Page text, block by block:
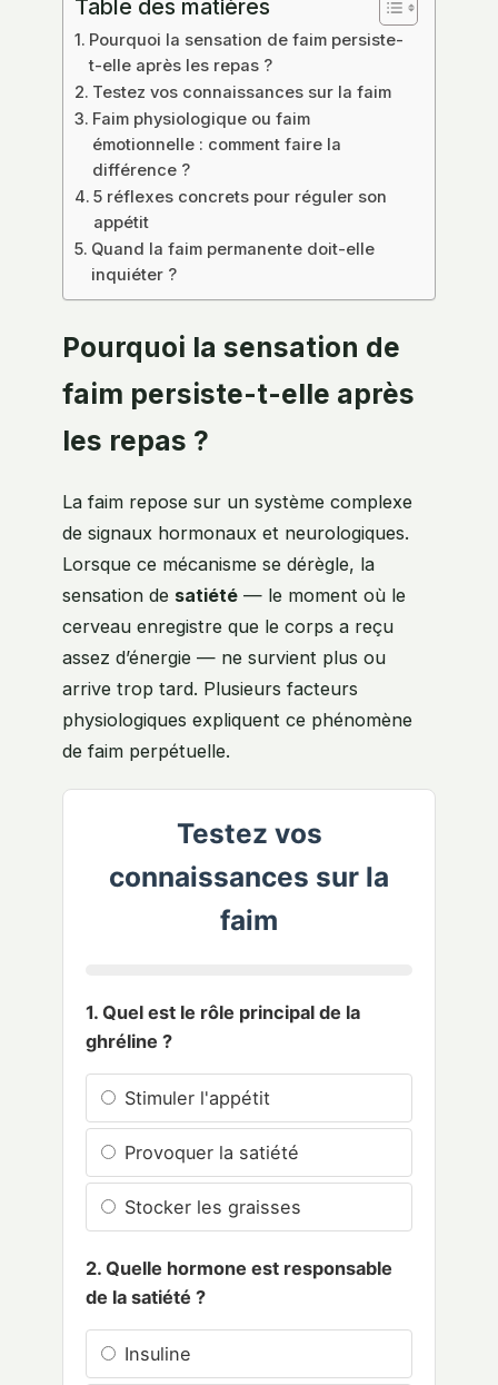
Table des matières
Pourquoi la sensation de faim persiste-
t-elle après les repas ?
Testez vos connaissances sur la faim
Faim physiologique ou faim
émotionnelle : comment faire la
différence ?
5 réflexes concrets pour réguler son
appétit
Quand la faim permanente doit-elle
inquiéter ?
Pourquoi la sensation de
faim persiste-t-elle après
les repas ?
La faim repose sur un système complexe
de signaux hormonaux et neurologiques.
Lorsque ce mécanisme se dérègle, la
sensation de satiété — le moment où le
cerveau enregistre que le corps a reçu
assez d’énergie — ne survient plus ou
arrive trop tard. Plusieurs facteurs
physiologiques expliquent ce phénomène
de faim perpétuelle.
Testez vos
connaissances sur la
faim
1. Quel est le rôle principal de la
ghréline ?
Stimuler l'appétit
Provoquer la satiété
Stocker les graisses
2. Quelle hormone est responsable
de la satiété ?
Insuline